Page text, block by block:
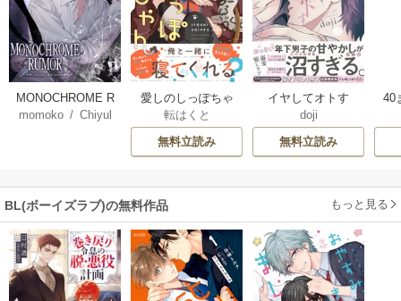
MONOCHROME R
UMOR【タテヨ
momoko/ Chiyul
愛しのしっぽちゃ
ん
転はくと
無料立読み
イヤしてオトす
【コミックス版】
doji
無料立読み
40
BL(ボーイズラブ)の無料作品 もっと見る